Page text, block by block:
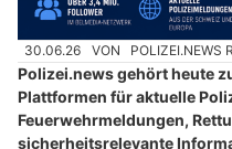
30.06.26 VON POLIZEI.NEWS
Polizei.news gehört heute
Plattformen für aktuelle
Feuerwehrmeldungen,
sicherheitsrelevante